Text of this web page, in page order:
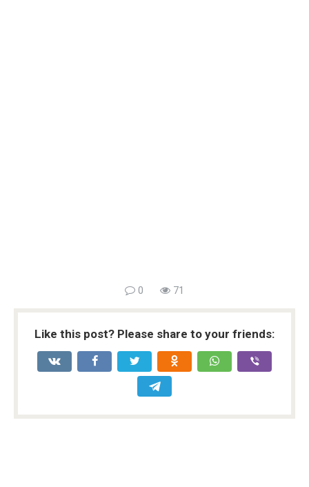
0 71
Like this post? Please share to your friends: